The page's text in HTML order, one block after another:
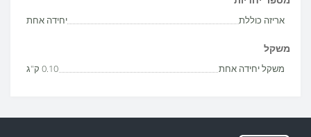
אריזה כוללת יחידה אחת
משקל
משקל יחידה אחת 0.10 ק"ג